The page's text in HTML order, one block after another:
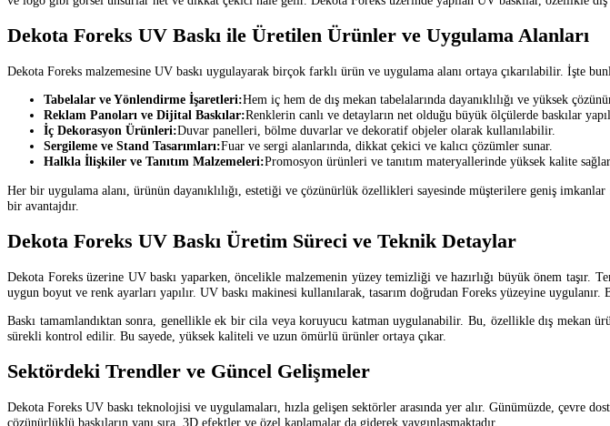
Dekota Foreks UV Baskı ile Üretilen Ürünler ve Uygulama Alanları
Dekota Foreks malzemesine UV baskı uygulayarak birçok farklı ürün ve uygulama alanı ortaya çıkarılabilir. İşte
Tabelalar ve Yönlendirme İşaretleri:Hem iç hem de dış mekan tabelalarında dayanıklılığı ve yüksek
Reklam Panoları ve Dijital Baskılar:Renklerin canlı ve detayların net olduğu büyük ölçülerde baskılar
İç Dekorasyon Ürünleri:Duvar panelleri, bölme duvarlar ve dekoratif objeler olarak kullanılabilir.
Sergileme ve Stand Tasarımları:Fuar ve sergi alanlarında, dikkat çekici ve kalıcı çözümler sunar.
Halkla İlişkiler ve Tanıtım Malzemeleri:Promosyon ürünleri ve tanıtım materyallerinde yüksek kalite
Her bir uygulama alanı, ürünün dayanıklılığı, estetiği ve çözünürlük özellikleri sayesinde müşterilere geniş
bir avantajdır.
Dekota Foreks UV Baskı Üretim Süreci ve Teknik Detaylar
Dekota Foreks üzerine UV baskı yaparken, öncelikle malzemenin yüzey temizliği ve hazırlığı büyük önem taşır.
uygun boyut ve renk ayarları yapılır. UV baskı makinesi kullanılarak, tasarım doğrudan Foreks yüzeyine uygulanır.
Baskı tamamlandıktan sonra, genellikle ek bir cila veya koruyucu katman uygulanabilir. Bu, özellikle dış mekan
sürekli kontrol edilir. Bu sayede, yüksek kaliteli ve uzun ömürlü ürünler ortaya çıkar.
Sektördeki Trendler ve Güncel Gelişmeler
Dekota Foreks UV baskı teknolojisi ve uygulamaları, hızla gelişen sektörler arasında yer alır. Günümüzde, çevre
çözünürlüklü baskıların yanı sıra, 3D efektler ve özel kaplamalar da giderek yaygınlaşmaktadır.